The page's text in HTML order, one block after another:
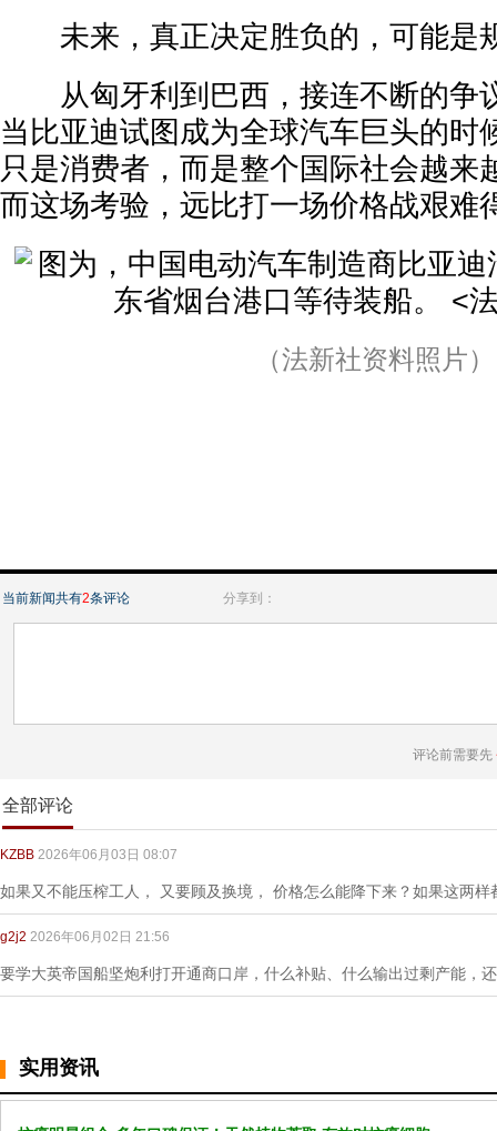
未来，真正决定胜负的，可能是
从匈牙利到巴西，接连不断的争
当比亚迪试图成为全球汽车巨头的时
只是消费者，而是整个国际社会越来
而这场考验，远比打一场价格战艰难
（法新社资料照片）
当前新闻共有2条评论 分享到：
评论前需要先
全部评论
KZBB 2026年06月03日 08:07
如果又不能压榨工人， 又要顾及换境， 价格怎么能降下来？如果这两
g2j2 2026年06月02日 21:56
要学大英帝国船坚炮利打开通商口岸，什么补贴、什么输出过剩产能，
实用资讯